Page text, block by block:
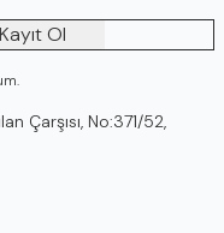
Kayıt Ol
Çarşısı, No:371/52,